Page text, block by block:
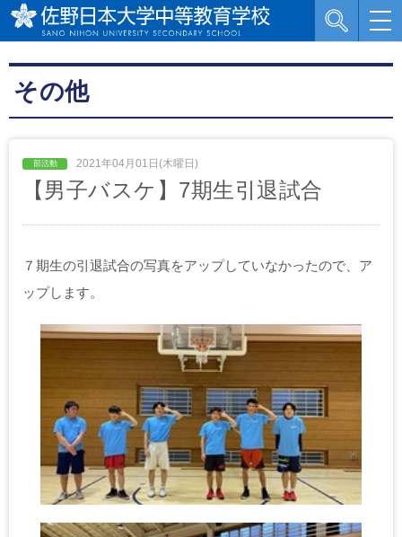
その他
2021年04月01日(木曜日)
【男子バスケ】7期生引退試合
７期生の引退試合の写真をアップしていなかったので、ア
ップします。